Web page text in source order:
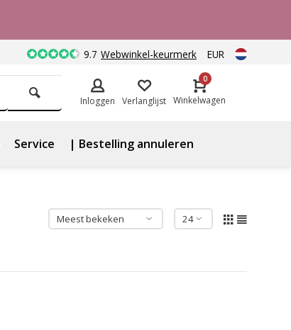
9.7 Webwinkel-keurmerk EUR
Inloggen Verlanglijst
0
Winkelwagen
Service | Bestelling annuleren